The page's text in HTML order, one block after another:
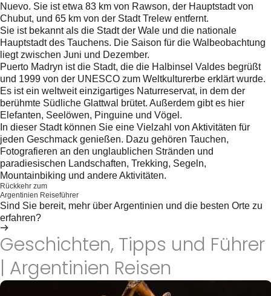
Nuevo. Sie ist etwa 83 km von Rawson, der Hauptstadt von
Chubut, und 65 km von der Stadt Trelew entfernt.
Sie ist bekannt als die Stadt der Wale und die nationale
Hauptstadt des Tauchens. Die Saison für die Walbeobachtung
liegt zwischen Juni und Dezember.
Puerto Madryn ist die Stadt, die die Halbinsel Valdes begrüßt
und 1999 von der UNESCO zum Weltkulturerbe erklärt wurde.
Es ist ein weltweit einzigartiges Naturreservat, in dem der
berühmte Südliche Glattwal brütet. Außerdem gibt es hier
Elefanten, Seelöwen, Pinguine und Vögel.
In dieser Stadt können Sie eine Vielzahl von Aktivitäten für
jeden Geschmack genießen. Dazu gehören Tauchen,
Fotografieren an den unglaublichen Stränden und
paradiesischen Landschaften, Trekking, Segeln,
Mountainbiking und andere Aktivitäten.
Rückkehr zum
Argentinien Reiseführer
Sind Sie bereit, mehr über Argentinien und die besten Orte zu
erfahren?
Geschichten, Tipps und Führer
| Argentinien Reisen